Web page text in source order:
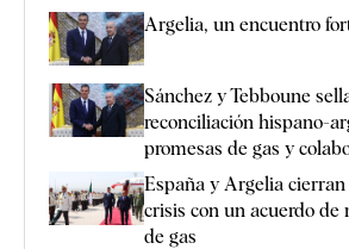
Argelia, un encuentro
Sánchez y Tebboune
reconciliación hispano-
promesas de gas y
España y Argelia cierran
crisis con un acuerdo de
de gas